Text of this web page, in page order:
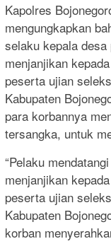
Kapolres
mengungkapkan
selaku kepala
menjanjikan
peserta ujian
Kabupaten
para korbannya
tersangka, untuk
“Pelaku
menjanjikan
peserta ujian
Kabupaten
korban